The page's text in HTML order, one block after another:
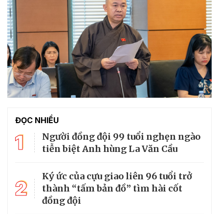
ĐỌC NHIỀU
1
Người đồng đội 99 tuổi nghẹn ngào
tiễn biệt Anh hùng La Văn Cầu
2
Ký ức của cựu giao liên 96 tuổi trở
thành “tấm bản đồ” tìm hài cốt
đồng đội